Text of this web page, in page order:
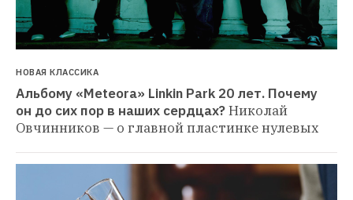
НОВАЯ КЛАССИКА
Альбому «Meteora» Linkin Park 20 лет. Почему
он до сих пор в наших сердцах?Николай
Овчинников — о главной пластинке нулевых